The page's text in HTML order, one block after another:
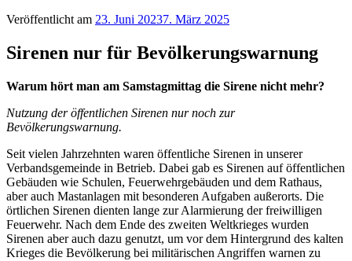
Veröffentlicht am 23. Juni 20237. März 2025
Sirenen nur für Bevölkerungswarnung
Warum hört man am Samstagmittag die Sirene nicht mehr?
Nutzung der öffentlichen Sirenen nur noch zur
Bevölkerungswarnung.
Seit vielen Jahrzehnten waren öffentliche Sirenen in unserer
Verbandsgemeinde in Betrieb. Dabei gab es Sirenen auf öffentlichen
Gebäuden wie Schulen, Feuerwehrgebäuden und dem Rathaus,
aber auch Mastanlagen mit besonderen Aufgaben außerorts. Die
örtlichen Sirenen dienten lange zur Alarmierung der freiwilligen
Feuerwehr. Nach dem Ende des zweiten Weltkrieges wurden
Sirenen aber auch dazu genutzt, um vor dem Hintergrund des kalten
Krieges die Bevölkerung bei militärischen Angriffen warnen zu